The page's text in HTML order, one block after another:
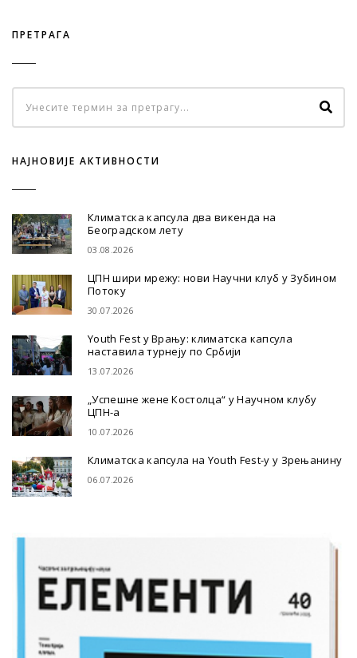
ПРЕТРАГА
НАЈНОВИЈЕ АКТИВНОСТИ
Климатска капсула два викенда на
Београдском лету
03.08.2026
ЦПН шири мрежу: нови Научни клуб у Зубином
Потоку
30.07.2026
Youth Fest у Врању: климатска капсула
наставила турнеју по Србији
13.07.2026
„Успешне жене Костолца“ у Научном клубу
ЦПН-а
10.07.2026
Климатска капсула на Youth Fest-у у Зрењанину
06.07.2026